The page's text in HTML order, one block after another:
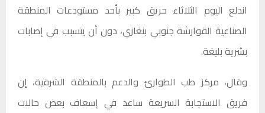
اندلع اليوم الثلاثاء حريق كبير بأحد مستودعات المنطقة
الصناعية القوارشة جنوبي بنغازي، دون أن يتسبب في إصابات
بشرية بليغة.
وقال، مركز طب الطوارئ والدعم بالمنطقة الشرقية، إن
فريق الاستجابة السريعة ساعد في إسعاف بعض حالات